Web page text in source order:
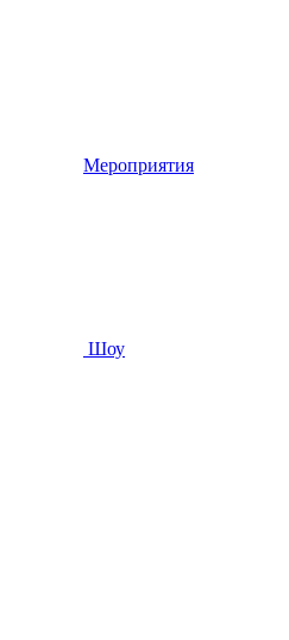
Мероприятия
Шоу